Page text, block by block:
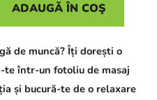
ADAUGĂ ÎN COŞ
de muncă? Îți dorești o
te într-un fotoliu de masaj
și bucură-te de o relaxare